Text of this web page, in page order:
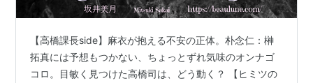
【高橋課長side】麻衣が抱える不安の正体。朴念仁：榊
拓真には予想もつかない、ちょっとずれ気味のオンナゴ
コロ。目敏く見つけた高橋司は、どう動く？ 【ヒミツの